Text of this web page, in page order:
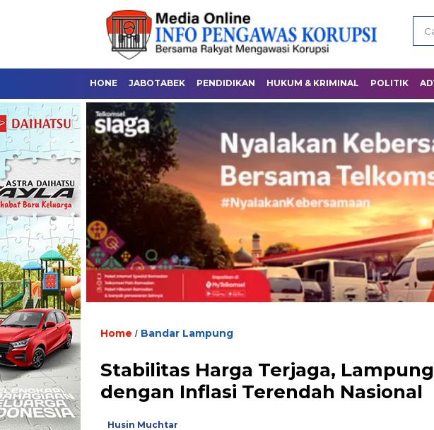
HONE JABOTABEK PENDIDIKAN HUKUM & KRIMINAL POLITIK
Home / Bandar Lampung
Stabilitas Harga Terjaga,
dengan Inflasi Terendah Nasional
Husin Muchtar